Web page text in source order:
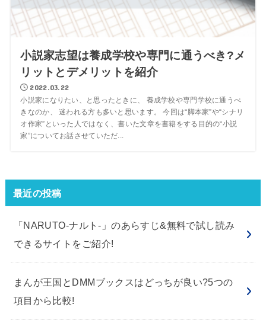
小説家志望は養成学校や専門に通うべき?メ
リットとデメリットを紹介
2022.03.22
小説家になりたい、と思ったときに、 養成学校や専門学校に通うべ
きなのか、 迷われる方も多いと思います。 今回は“脚本家”や“シナリ
オ作家”といった人ではなく、書いた文章を書籍をする目的の“小説
家”についてお話させていただ...
最近の投稿
「NARUTO-ナルト-」のあらすじ&無料で試し読み
できるサイトをご紹介!
まんが王国とDMMブックスはどっちが良い?5つの
項目から比較!